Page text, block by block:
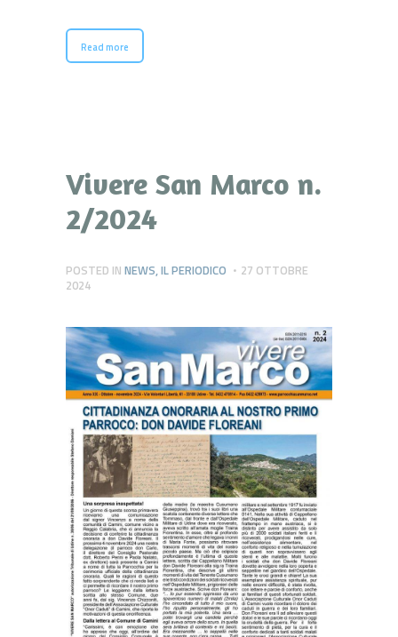
Read more
Vivere San Marco n.
2/2024
POSTED IN NEWS,IL PERIODICO
27 OTTOBRE
2024